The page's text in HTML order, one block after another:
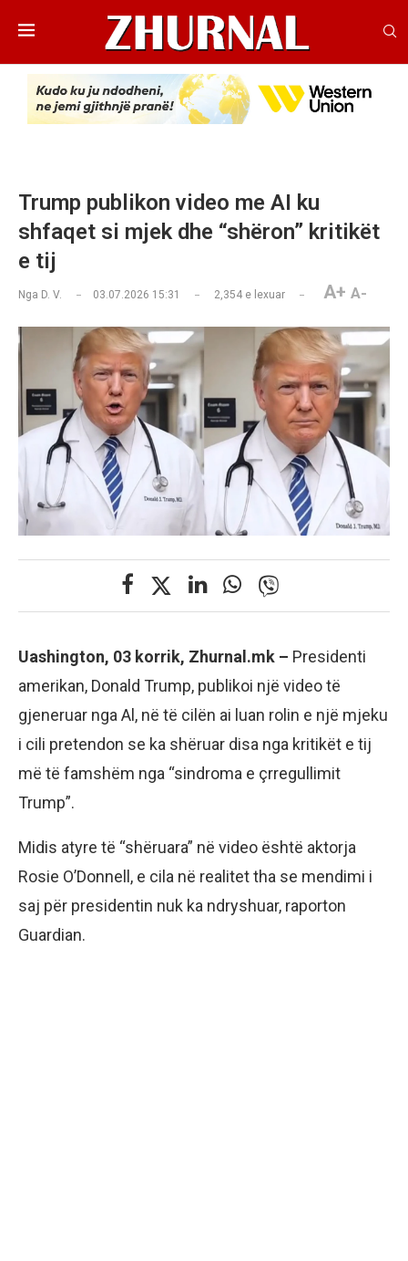
Trump publikon video me AI ku
shfaqet si mjek dhe “shëron” kritikët
e tij
Nga D. V. 03.07.2026 15:31 2,354 e lexuar A+ A-
Uashington, 03 korrik, Zhurnal.mk – Presidenti
amerikan, Donald Trump, publikoi një video të
gjeneruar nga Al, në të cilën ai luan rolin e një mjeku
i cili pretendon se ka shëruar disa nga kritikët e tij
më të famshëm nga “sindroma e çrregullimit
Trump”.
Midis atyre të “shëruara” në video është aktorja
Rosie O’Donnell, e cila në realitet tha se mendimi i
saj për presidentin nuk ka ndryshuar, raporton
Guardian.